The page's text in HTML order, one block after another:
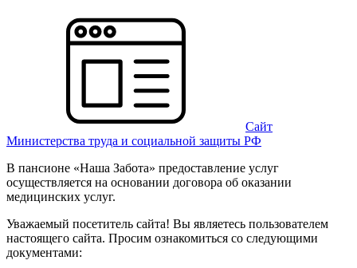
Сайт
Министерства труда и социальной защиты РФ
В пансионе «Наша Забота» предоставление услуг
осуществляется на основании договора об оказании
медицинских услуг.
Уважаемый посетитель сайта! Вы являетесь пользователем
настоящего сайта. Просим ознакомиться со следующими
документами: